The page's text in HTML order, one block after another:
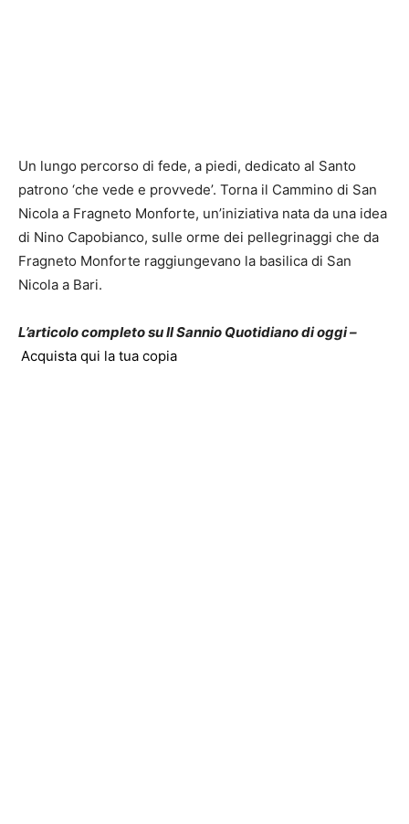
Un lungo percorso di fede, a piedi, dedicato al Santo
patrono ‘che vede e provvede’. Torna il Cammino di San
Nicola a Fragneto Monforte, un’iniziativa nata da una idea
di Nino Capobianco, sulle orme dei pellegrinaggi che da
Fragneto Monforte raggiungevano la basilica di San
Nicola a Bari.
L’articolo completo su Il Sannio Quotidiano di oggi –
Acquista qui la tua copia